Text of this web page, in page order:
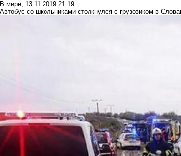
В мире, 13.11.2019 21:19
Автобус со школьниками столкнулся с грузовиком в